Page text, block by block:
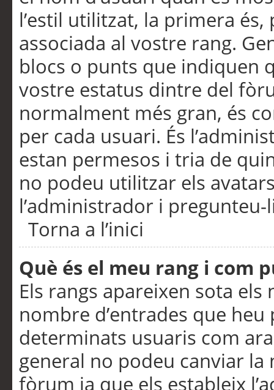
l’estil utilitzat, la primera
associada al vostre rang.
blocs o punts que indiquen
vostre estatus dintre del
normalment més gran, és
per cada usuari. És
estan permesos i tria de
no podeu utilitzar els
l’administrador i pregunteu-
Torna a l’inici
Què és el meu rang i com
Els rangs apareixen sota
nombre d’entrades que
determinats usuaris com
general no podeu canviar
fòrum ja que els estableix